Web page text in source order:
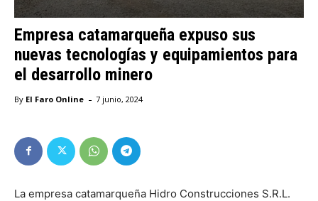
Empresa catamarqueña expuso sus
nuevas tecnologías y equipamientos para
el desarrollo minero
By El Faro Online - 7 junio, 2024
La empresa catamarqueña Hidro Construcciones S.R.L.